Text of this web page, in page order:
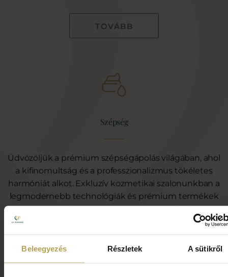
Beleegyezés Részletek A sütikről
TOVÁBB
Szépség
Üdvözöljük a prémium szépségápolás világában, ahol
a kifinomultság és a professzionalizmus tökéletes
harmóniát alkot. Exkluzív kozmetikai szalonunkban a
legmodernebb technológiák és prémium termékek
biztosítják, hogy a legmagasabb szintű